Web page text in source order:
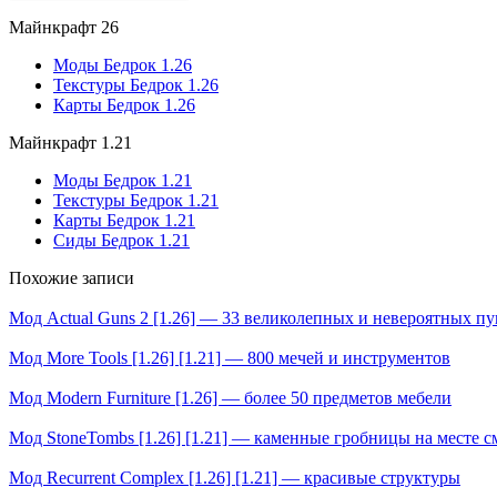
Майнкрафт 26
Моды Бедрок 1.26
Текстуры Бедрок 1.26
Карты Бедрок 1.26
Майнкрафт 1.21
Моды Бедрок 1.21
Текстуры Бедрок 1.21
Карты Бедрок 1.21
Сиды Бедрок 1.21
Похожие записи
Мод Actual Guns 2 [1.26] — 33 великолепных и невероятных
Мод More Tools [1.26] [1.21] — 800 мечей и инструментов
Мод Modern Furniture [1.26] — более 50 предметов мебели
Мод StoneTombs [1.26] [1.21] — каменные гробницы на месте
Мод Recurrent Complex [1.26] [1.21] — красивые структуры